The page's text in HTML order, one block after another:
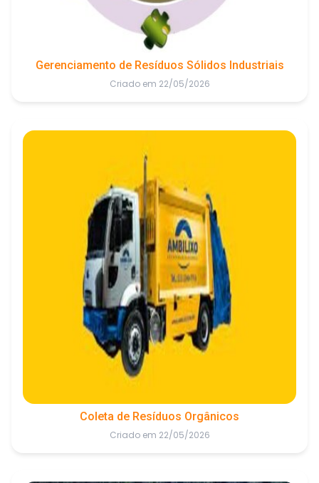
Gerenciamento de Resíduos Sólidos Industriais
Criado em 22/05/2026
Coleta de Resíduos Orgânicos
Criado em 22/05/2026